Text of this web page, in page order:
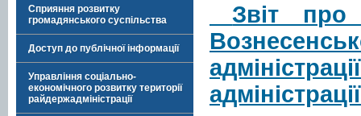
Сприяння розвитку
громадянського суспільства
Доступ до публічної інформації
Управління соціально-
економічного розвитку території
райдержадміністрації
Звіт про